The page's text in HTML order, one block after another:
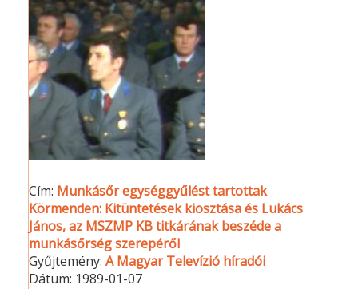
Cím: Munkásőr egységgyűlést tartottak
Körmenden: Kitüntetések kiosztása és Lukács
János, az MSZMP KB titkárának beszéde a
munkásőrség szerepéről
Gyűjtemény:A Magyar Televízió híradói
Dátum: 1989-01-07